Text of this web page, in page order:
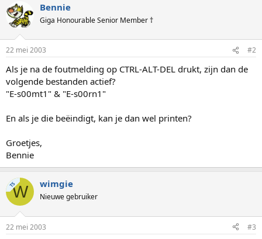
Bennie
Giga Honourable Senior Member †
22 mei 2003 #2
Als je na de foutmelding op CTRL-ALT-DEL drukt, zijn dan de
volgende bestanden actief?
"E-s00mt1" & "E-s00rn1"
En als je die beëindigt, kan je dan wel printen?
Groetjes,
Bennie
TSW wimgie
Nieuwe gebruiker
22 mei 2003 #3